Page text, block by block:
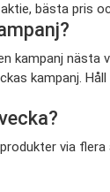
bästa pris
kampanj.
via